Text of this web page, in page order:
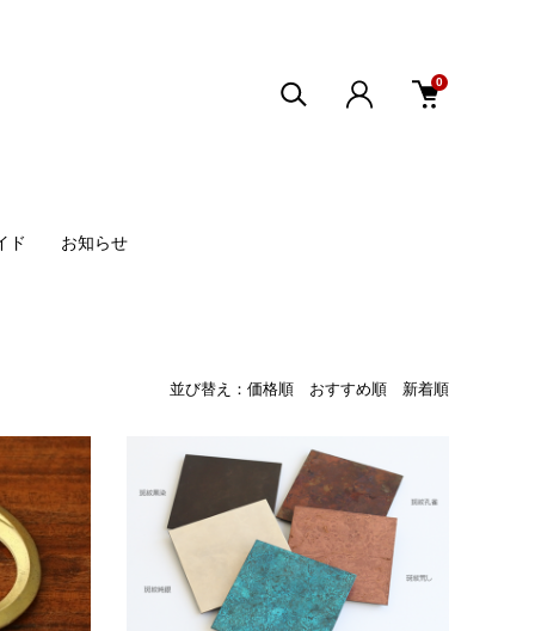
0
ド お知らせ
並び替え： 価格順 おすすめ順 新着順